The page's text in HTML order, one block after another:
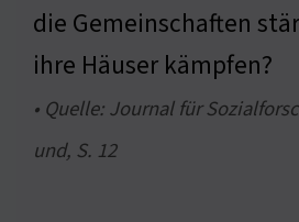
die Gemeinschaften
ihre Häuser kämpfen?
• Quelle: Journal für
und, S. 12